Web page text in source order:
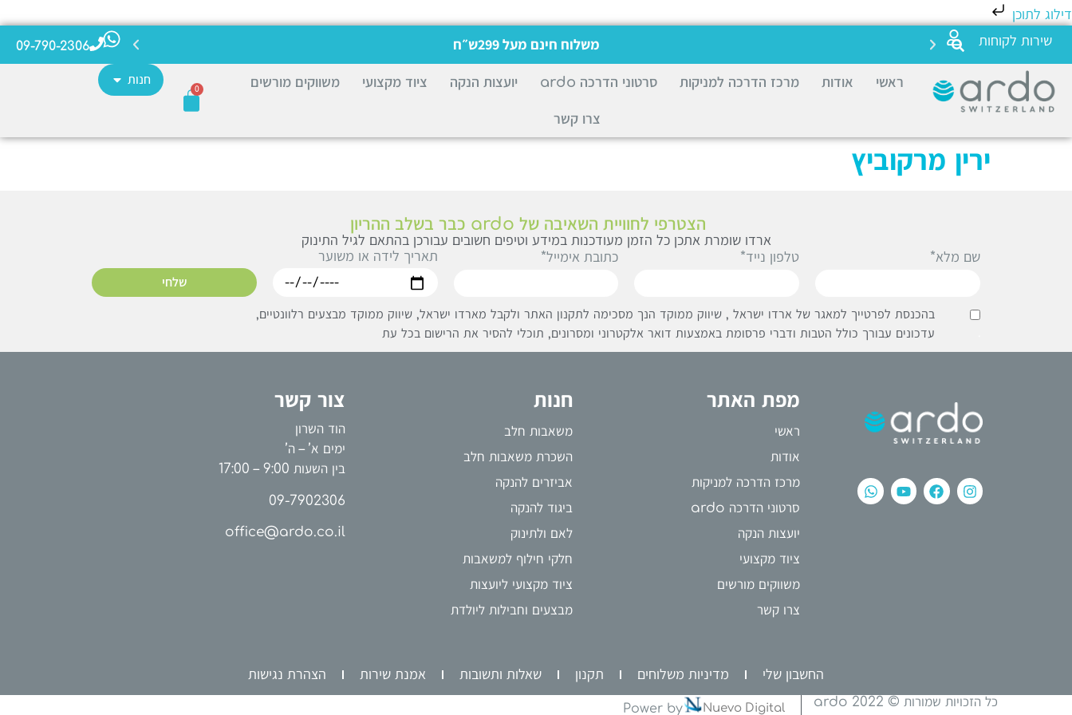
דילוג לתוכן
שירות לקוחות
משלוח חינם מעל 299ש״ח 09-790-2306
ראשי אודות מרכז הדרכה למניקות סרטוני הדרכה ardo יועצות הנקה ציוד מקצועי משווקים מורשים
צרו קשר
0
חנות
ירין מרקוביץ
הצטרפי לחוויית השאיבה של ardo כבר בשלב ההריון
ארדו שומרת אתכן כל הזמן מעודכנות במידע וטיפים חשובים עבורכן בהתאם לגיל התינוק
בהכנסת לפרטייך למאגר של ארדו ישראל , שיווק ממוקד הנך מסכימה לתקנון האתר ולקבל מארדו ישראל, שיווק ממוקד מבצעים רלוונטיים,
עדכונים עבורך כולל הטבות ודברי פרסומת באמצעות דואר אלקטרוני ומסרונים, תוכלי להסיר את הרישום בכל עת
שם מלא* טלפון נייד* כתובת אימייל* תאריך לידה או משוער
שלחי
מפת האתר
ראשי
אודות
מרכז הדרכה למניקות
סרטוני הדרכה ardo
יועצות הנקה
ציוד מקצועי
משווקים מורשים
צרו קשר
חנות
משאבות חלב
השכרת משאבות חלב
אביזרים להנקה
ביגוד להנקה
לאם ולתינוק
חלקי חילוף למשאבות
ציוד מקצועי ליועצות
מבצעים וחבילות ליולדת
צור קשר
הוד השרון
ימים א’ – ה’
בין השעות 9:00 – 17:00
09-7902306
office@ardo.co.il
החשבון שלי מדיניות משלוחים תקנון שאלות ותשובות אמנת שירות הצהרת נגישות
כל הזכויות שמורות © 2022 ardo Power by Nuevo Digital